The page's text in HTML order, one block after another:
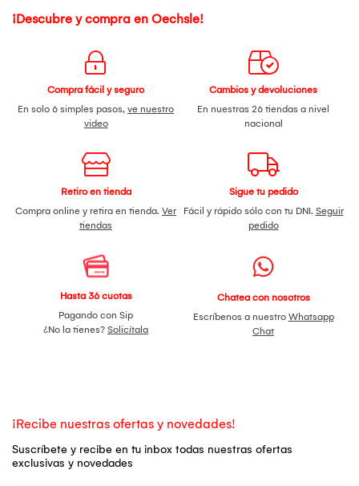
¡Descubre y compra en Oechsle!
Compra fácil y seguro
En solo 6 simples pasos, ve nuestro
video
Cambios y devoluciones
En nuestras 26 tiendas a nivel
nacional
Retiro en tienda
Compra online y retira en tienda. Ver
tiendas
Sigue tu pedido
Fácil y rápido sólo con tu DNI. Seguir
pedido
Hasta 36 cuotas
Pagando con Sip
¿No la tienes? Solicítala
Chatea con nosotros
Escríbenos a nuestro Whatsapp
Chat
¡Recibe nuestras ofertas y novedades!
Suscríbete y recibe en tu inbox todas nuestras ofertas
exclusivas y novedades